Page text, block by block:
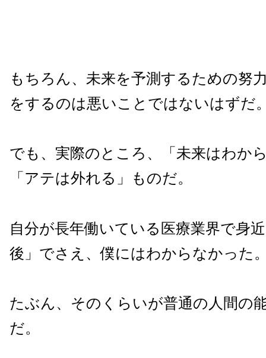
もちろん、未来を予測するための努
をするのは悪いことではないはずだ
でも、実際のところ、「未来はわか
「アテは外れる」ものだ。
自分が長年働いている医療業界で身
後」でさえ、僕にはわからなかった
たぶん、そのくらいが普通の人間の
だ。